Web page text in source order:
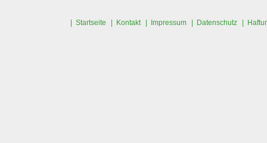
| Startseite | Kontakt | Impressum | Datenschutz |